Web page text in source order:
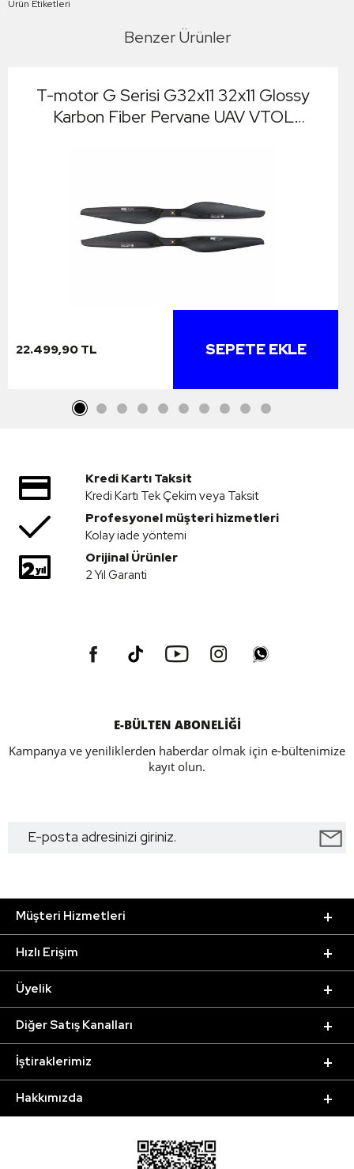
Ürün Etiketleri
Benzer Ürünler
T-motor G Serisi G32x11 32x11 Glossy
Karbon Fiber Pervane UAV VTOL
22.499,90 TL SEPETE EKLE
Kredi Kartı Taksit
Kredi Kartı Tek Çekim veya Taksit
Profesyonel müşteri hizmetleri
Kolay iade yöntemi
Orijinal Ürünler
2 Yıl Garanti
E-BÜLTEN ABONELİĞİ
Kampanya ve yeniliklerden haberdar olmak için e-bültenimize
kayıt olun.
Müşteri Hizmetleri
Hızlı Erişim
Üyelik
Diğer Satış Kanalları
İştiraklerimiz
Hakkımızda